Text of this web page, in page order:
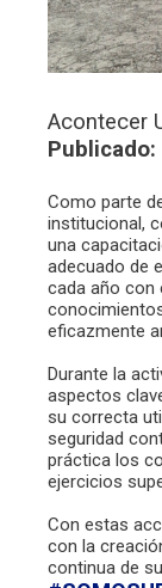
Acontecer
Como parte
institucional,
una
adecuado de
cada año con
eficazmente
Durante la
aspectos
su correcta
seguridad
práctica los
ejercicios
Con estas
con la
continua de